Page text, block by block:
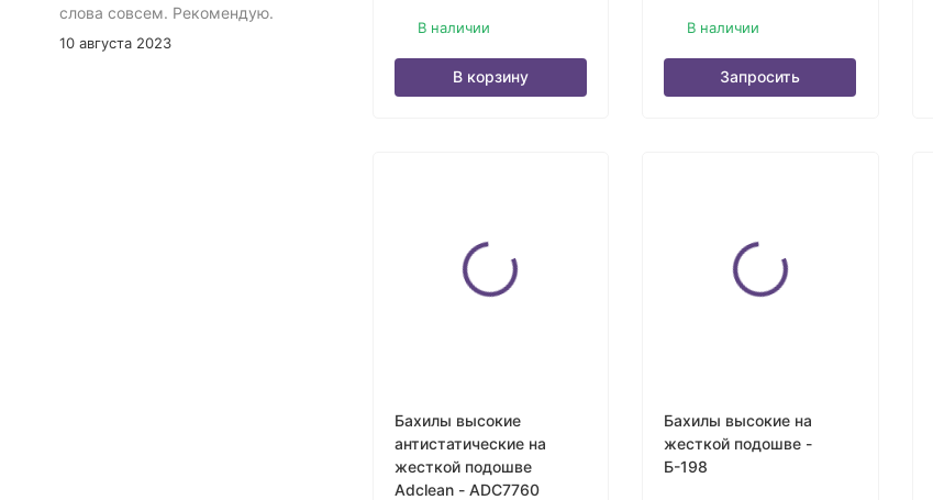
В наличии
В корзину
В наличии
Запросить
Бахилы высокие
антистатические на
жесткой подошве
Adclean - ADC7760
Бахилы высокие на
жесткой подошве -
Б-198
слова совсем. Рекомендую.
10 августа 2023